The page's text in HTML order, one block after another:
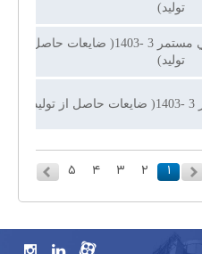
توليد)
متمم اول مزايده عمومي مستمر 3 -1403( ضايعات حاصل از
توليد)
۱ ۲ ۳ ۴ ۵